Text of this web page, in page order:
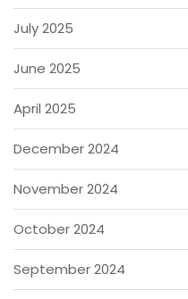
July 2025
June 2025
April 2025
December 2024
November 2024
October 2024
September 2024